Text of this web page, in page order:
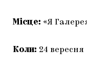
Місце: «Я
Коли: 24 вересня